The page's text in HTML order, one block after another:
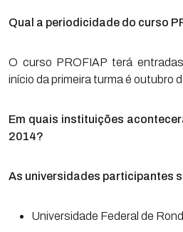
Qual a periodicidade do curso
O curso PROFIAP terá
início da primeira turma é outubro
Em quais instituições
2014?
As universidades participantes
Universidade Federal de